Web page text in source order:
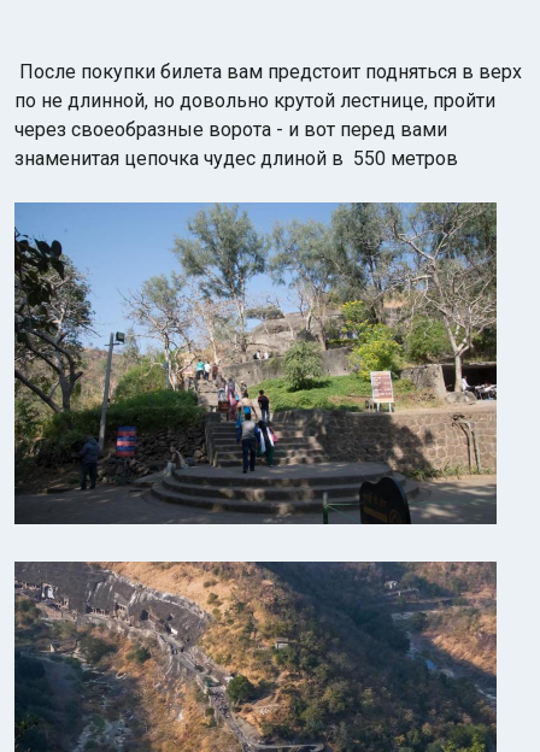
После покупки билета вам предстоит подняться в верх
по не длинной, но довольно крутой лестнице, пройти
через своеобразные ворота - и вот перед вами
знаменитая цепочка чудес длиной в 550 метров